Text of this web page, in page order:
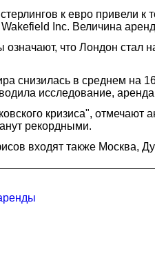
к евро привели
Inc. Величина
что Лондон стал
снизилась в среднем на
исследование,
кризиса",
рекордными.
входят также